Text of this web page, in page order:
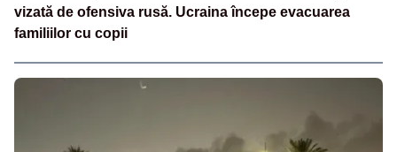
vizată de ofensiva rusă. Ucraina începe evacuarea
familiilor cu copii